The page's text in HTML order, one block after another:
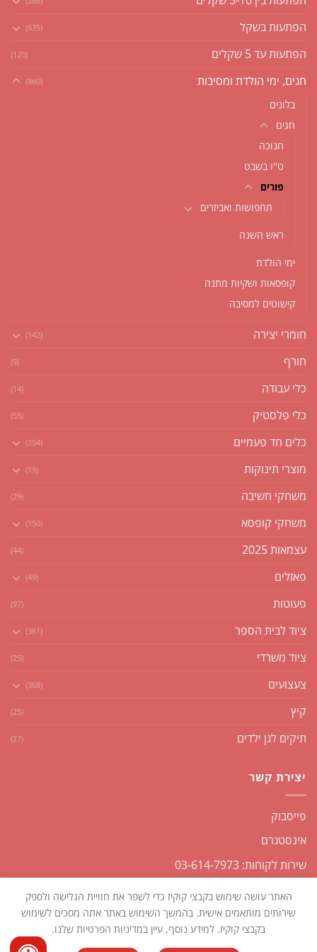
הפתעות בשקל (635)
הפתעות עד 5 שקלים (120)
חגים, ימי הולדת ומסיבות (860)
בלונים
חגים
חנוכה
ט''ו בשבט
פורים
תחפושות ואביזרים
ראש השנה
ימי הולדת
קופסאות ושקיות מתנה
קישוטים למסיבה
חומרי יצירה (142)
חורף (9)
כלי עבודה (14)
כלי פלסטיק (55)
כלים חד פעמיים (254)
מוצרי תינוקות (19)
משחקי חשיבה (29)
משחקי קופסא (150)
עצמאות 2025 (44)
פאזלים (49)
פעוטות (97)
ציוד לבית הספר (361)
ציוד משרדי (25)
צעצועים (368)
קיץ (25)
תיקים לגן ילדים (27)
יצירת קשר
פייסבוק
אינסטגרם
שירות לקוחות: 03-614-7973
כל הזכויות שמורות2026 © שקליקו| נבנה ומנוהל על ידי WEmanage -
האתר עושה שימוש בקבצי קוקיז כדי לשפר את חוויית הגלישה ולספק
שירותים מותאמים אישית. בהמשך השימוש באתר אתה מסכים לשימוש
בקבצי קוקיז. למידע נוסף, עיין במדיניות הפרטיות שלנו.